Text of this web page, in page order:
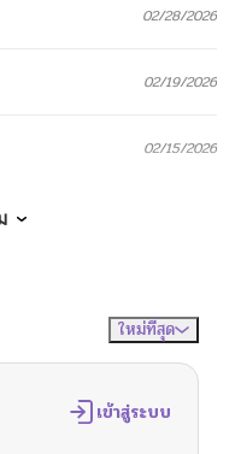
02/28/2026
02/19/2026
02/15/2026
01/28/2026
01/23/2026
ใหม่ที่สุด
เข้าสู่ระบบ